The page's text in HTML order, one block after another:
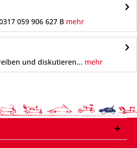
059 906 627 B mehr
und diskutieren... mehr